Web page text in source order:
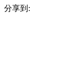
分享到: